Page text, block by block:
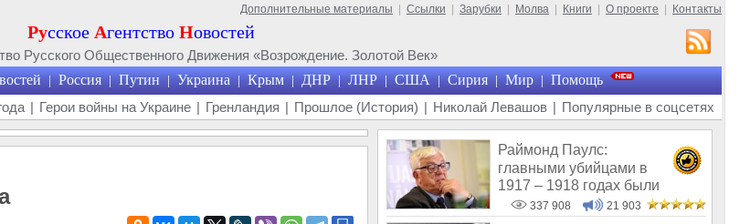
Дополнительные материалы Ссылки Зарубки Молва Книги О проекте Контакты
Русское Агентство Новостей
Русского Общественного Движения «Возрождение. Золотой Век»
| Россия | Путин | Украина | Крым | ДНР | ЛНР | США | Сирия | Мир | Помощь
| Герои войны на Украине | Гренландия | Прошлое (История) | Николай Левашов | Популярные в соцсетях
Раймонд Паулс:
главными убийцами в
1917 – 1918 годах были
латыши и евреи, а не русс
337 908 21 903